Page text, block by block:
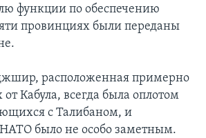
функции по обеспечению
провинциях были переданы
расположенная примерно
Кабула, всегда была оплотом
с Талибаном, и
НАТО было не особо заметным.